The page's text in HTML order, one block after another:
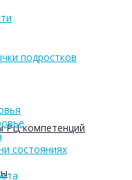
РЦ компетенций
подростков
состояниях